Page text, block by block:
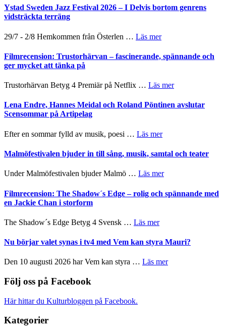
Fox
Mulder
Dana
Scully
Det
grönaste
en
och
kompott
Ystad Sweden Jazz Festival 2026 – I Delvis bortom genrens
vidsträckta terräng
29/7 - 2/8 Hemkommen från Österlen … Läs merom
Sweden
Jazz
–
I
Delvis
vidsträckta
Filmrecension: Trustorhärvan – fascinerande, spännande och
ger mycket att tänka på
Trustorhärvan Betyg 4 Premiär på Netflix … Läs merom
Trustorhärvan
mycket
Lena Endre, Hannes Meidal och Roland Pöntinen avslutar
Scensommar på Artipelag
Efter en sommar fylld av musik, poesi … Läs merom
Endre,
och
Pöntinen
Malmöfestivalen bjuder in till sång, musik, samtal och teater
Under Malmöfestivalen bjuder Malmö … Läs merom
bjuder
in
och
Filmrecension: The Shadow´s Edge – rolig och spännande med
en Jackie Chan i storform
The Shadow´s Edge Betyg 4 Svensk … Läs merom
The
Edge
Nu börjar valet synas i tv4 med Vem kan styra Mauri?
Den 10 augusti 2026 har Vem kan styra … Läs merom
Följ oss på Facebook
Här hittar du Kulturbloggen på Facebook.
Kategorier